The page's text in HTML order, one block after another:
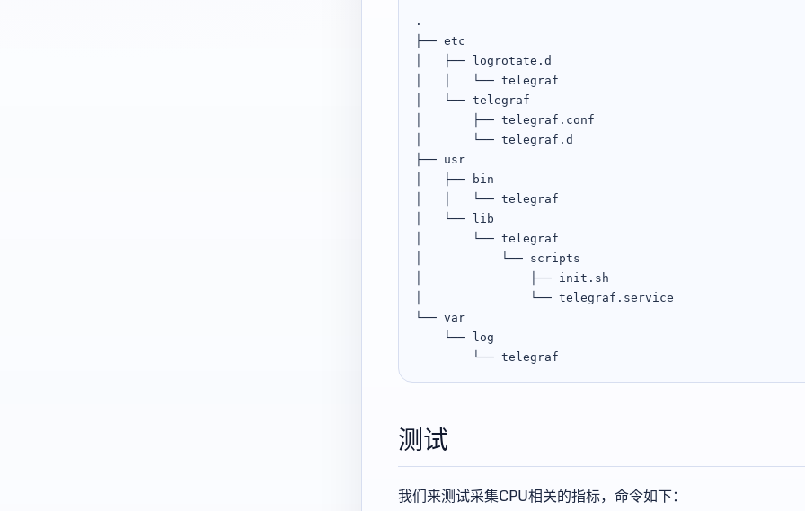
.
├── etc
│   ├── logrotate.d
│   │   └── telegraf
│   └── telegraf
│       ├── telegraf.conf
│       └── telegraf.d
├── usr
│   ├── bin
│   │   └── telegraf
│   └── lib
│       └── telegraf
│           └── scripts
│               ├── init.sh
│               └── telegraf.service
└── var
    └── log
测试
我们来测试采集CPU相关的指标，命令如下：